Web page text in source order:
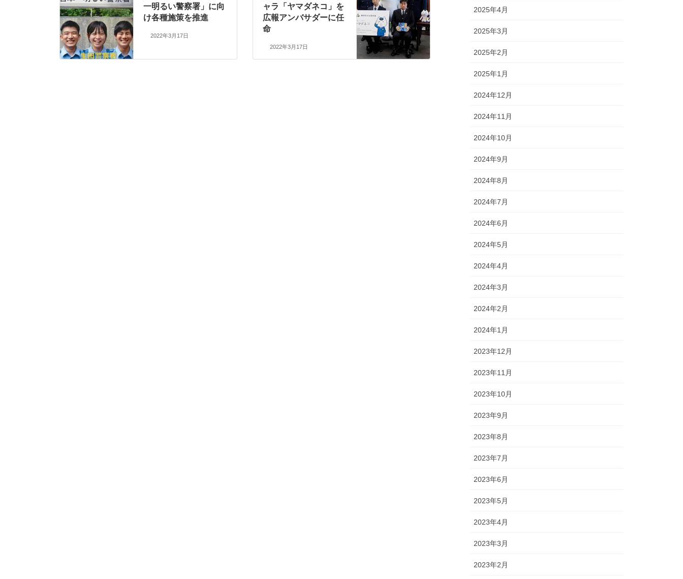
一明るい警察署」に向
け各種施策を推進
2022年3月17日
ャラ「ヤマダネコ」を
広報アンバサダーに任
命
2022年3月17日
2025年4月
2025年3月
2025年2月
2025年1月
2024年12月
2024年11月
2024年10月
2024年9月
2024年8月
2024年7月
2024年6月
2024年5月
2024年4月
2024年3月
2024年2月
2024年1月
2023年12月
2023年11月
2023年10月
2023年9月
2023年8月
2023年7月
2023年6月
2023年5月
2023年4月
2023年3月
2023年2月